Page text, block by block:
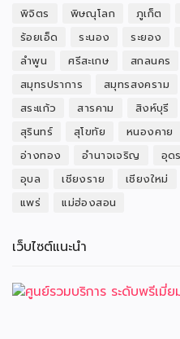
พิจิตร
พิษณุโลก ภูเก็ต
ร้อยเอ็ด
ระนอง ระยอง
ลำพูน
ศรีสะเกษ สกลนคร
สมุทรปราการ
สมุทรสงคราม
สระแก้ว
สารคาม สิงห์บุรี
สุรินทร์
สุโขทัย หนองคาย
อ่างทอง
อำนาจเจริญ อุด
อุบล
เชียงราย เชียงใหม่
แพร่
แม่ฮ่องสอน
เว็บไซต์แนะนำ